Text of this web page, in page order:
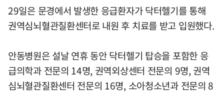
29일은 문경에서 발생한 응급환자가 닥터헬기를 통해
권역심뇌혈관질환센터로 내원 후 치료를 받고 입원했다.
안동병원은 설날 연휴 동안 닥터헬기 탑승을 포함한 응
급의학과 전문의 14명, 권역외상센터 전문의 9명, 권역
심뇌혈관질환센터 전문의 16명, 소아청소년과 전문의 8